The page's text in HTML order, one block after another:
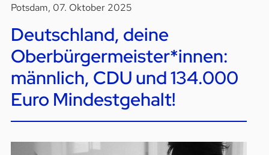
Potsdam, 07. Oktober 2025
Deutschland, deine
Oberbürgermeister*innen:
männlich, CDU und 134.000
Euro Mindestgehalt!